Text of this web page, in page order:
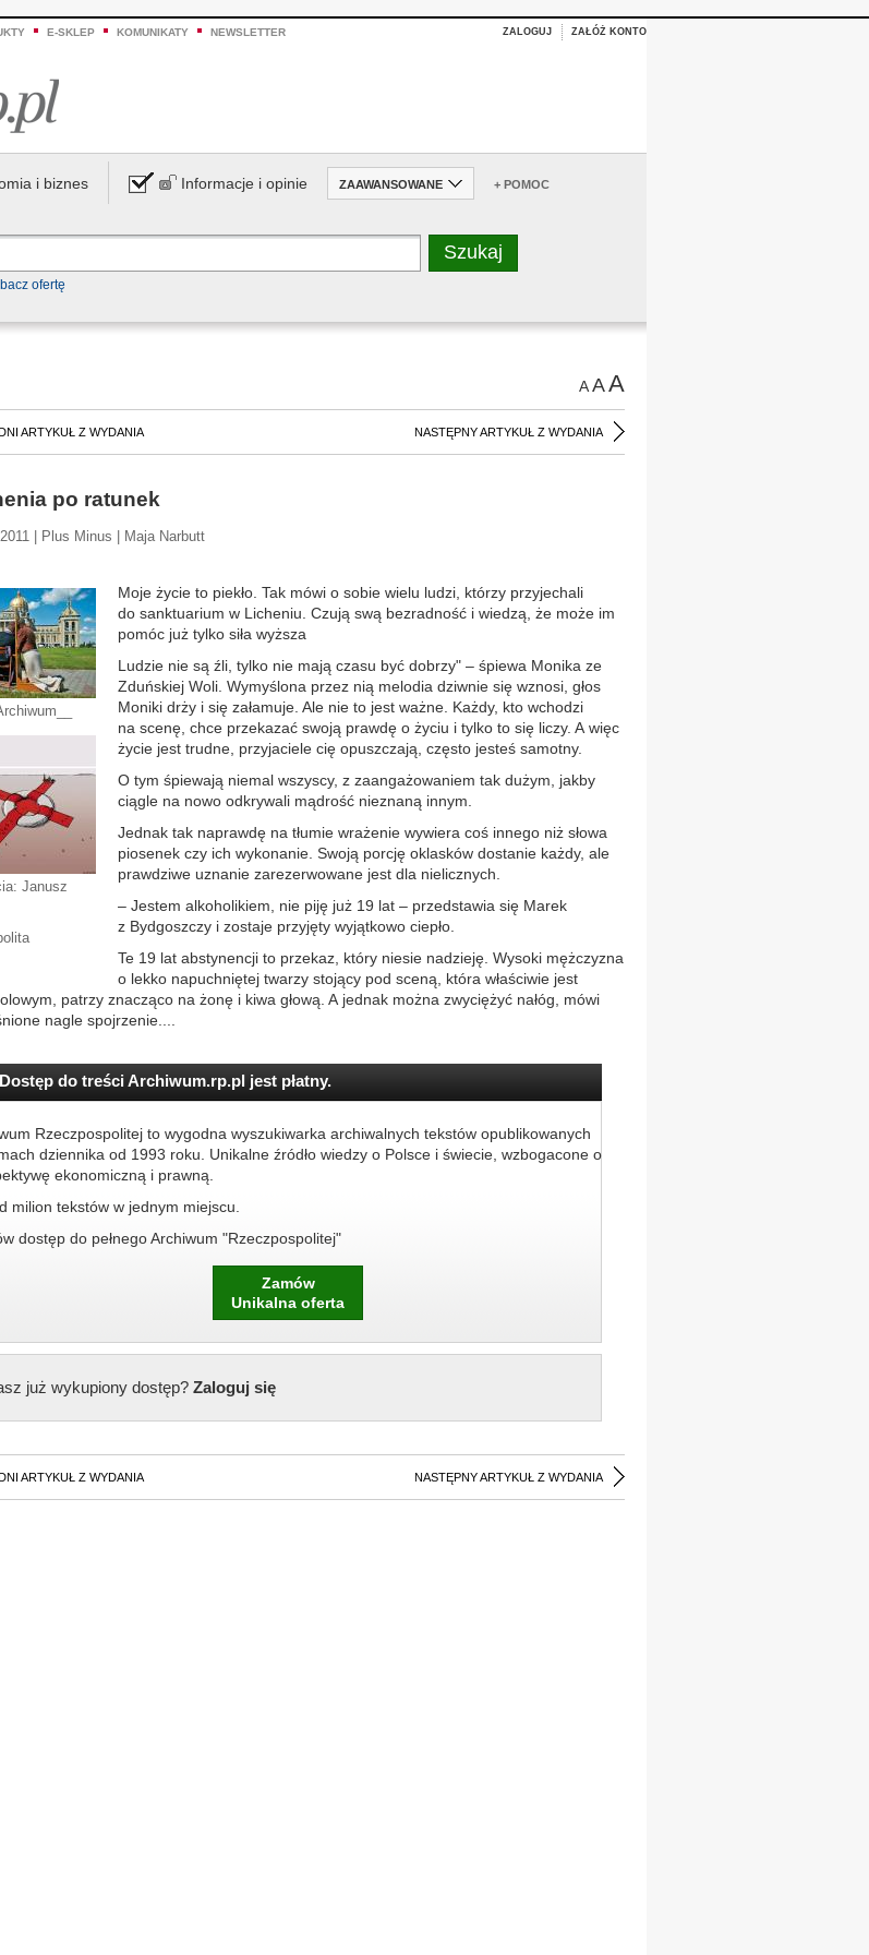
E-SKLEP KOMUNIKATY NEWSLETTER ZALOGUJ ZAŁÓŻ KONTO
i biznes Informacje i opinie ZAAWANSOWANE + POMOC
ofertę
AAA
ARTYKUŁ Z WYDANIA NASTĘPNY ARTYKUŁ Z WYDANIA
po ratunek
| Plus Minus | Maja Narbutt
Janusz
Moje życie to piekło. Tak mówi o sobie wielu ludzi, którzy przyjechali
do sanktuarium w Licheniu. Czują swą bezradność i wiedzą, że może im
pomóc już tylko siła wyższa
Ludzie nie są źli, tylko nie mają czasu być dobrzy" – śpiewa Monika ze
Zduńskiej Woli. Wymyślona przez nią melodia dziwnie się wznosi, głos
Moniki drży i się załamuje. Ale nie to jest ważne. Każdy, kto wchodzi
na scenę, chce przekazać swoją prawdę o życiu i tylko to się liczy. A więc
życie jest trudne, przyjaciele cię opuszczają, często jesteś samotny.
O tym śpiewają niemal wszyscy, z zaangażowaniem tak dużym, jakby
ciągle na nowo odkrywali mądrość nieznaną innym.
Jednak tak naprawdę na tłumie wrażenie wywiera coś innego niż słowa
piosenek czy ich wykonanie. Swoją porcję oklasków dostanie każdy, ale
prawdziwe uznanie zarezerwowane jest dla nielicznych.
– Jestem alkoholikiem, nie piję już 19 lat – przedstawia się Marek
z Bydgoszczy i zostaje przyjęty wyjątkowo ciepło.
Te 19 lat abstynencji to przekaz, który niesie nadzieję. Wysoki mężczyzna
o lekko napuchniętej twarzy stojący pod sceną, która właściwie jest
patrzy znacząco na żonę i kiwa głową. A jednak można zwyciężyć nałóg, mówi
nagle spojrzenie....
Dostęp do treści Archiwum.rp.pl jest płatny.
Rzeczpospolitej to wygodna wyszukiwarka archiwalnych tekstów opublikowanych
dziennika od 1993 roku. Unikalne źródło wiedzy o Polsce i świecie, wzbogacone o
ekonomiczną i prawną.
milion tekstów w jednym miejscu.
dostęp do pełnego Archiwum "Rzeczpospolitej"
Zamów
Unikalna oferta
już wykupiony dostęp?Zaloguj się
ARTYKUŁ Z WYDANIA NASTĘPNY ARTYKUŁ Z WYDANIA